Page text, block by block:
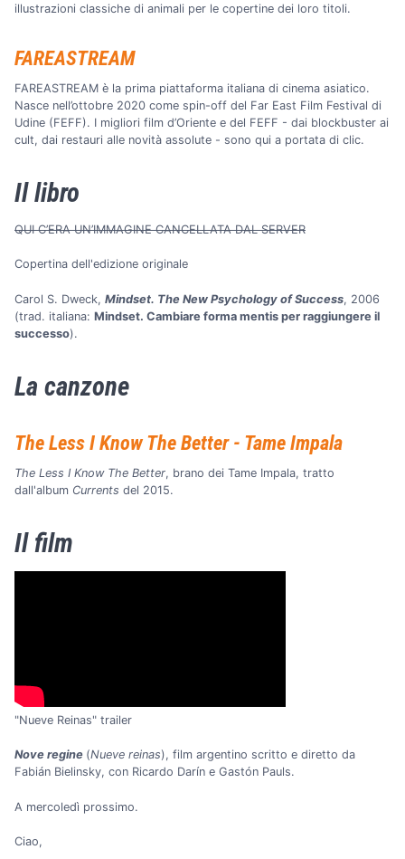
illustrazioni classiche di animali per le copertine dei loro titoli.
FAREASTREAM
FAREASTREAM è la prima piattaforma italiana di cinema asiatico.
Nasce nell’ottobre 2020 come spin-off del Far East Film Festival di
Udine (FEFF). I migliori film d’Oriente e del FEFF - dai blockbuster ai
cult, dai restauri alle novità assolute - sono qui a portata di clic.
Il libro
QUI C’ERA UN’IMMAGINE CANCELLATA DAL SERVER
Copertina dell'edizione originale
Carol S. Dweck, Mindset. The New Psychology of Success, 2006
(trad. italiana: Mindset. Cambiare forma mentis per raggiungere il
successo).
La canzone
The Less I Know The Better - Tame Impala
The Less I Know The Better, brano dei Tame Impala, tratto
dall'album Currents del 2015.
Il film
"Nueve Reinas" trailer
Nove regine (Nueve reinas), film argentino scritto e diretto da
Fabián Bielinsky, con Ricardo Darín e Gastón Pauls.
A mercoledì prossimo.
Ciao,